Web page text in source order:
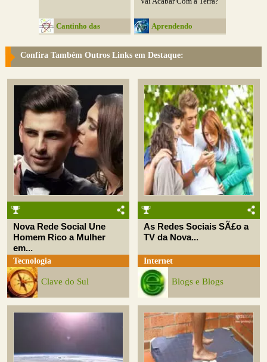
Cantinho das
Aprendendo
Confira Também Outros Links em Destaque:
Nova Rede Social Une
Homem Rico a Mulher
em...
Tecnologia
Clave do Sul
As Redes Sociais SÃ£o a
TV da Nova...
Internet
Blogs e Blogs